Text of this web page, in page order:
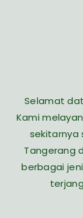
Selamat
Kami
sekitarnya
Tangerang
berbagai